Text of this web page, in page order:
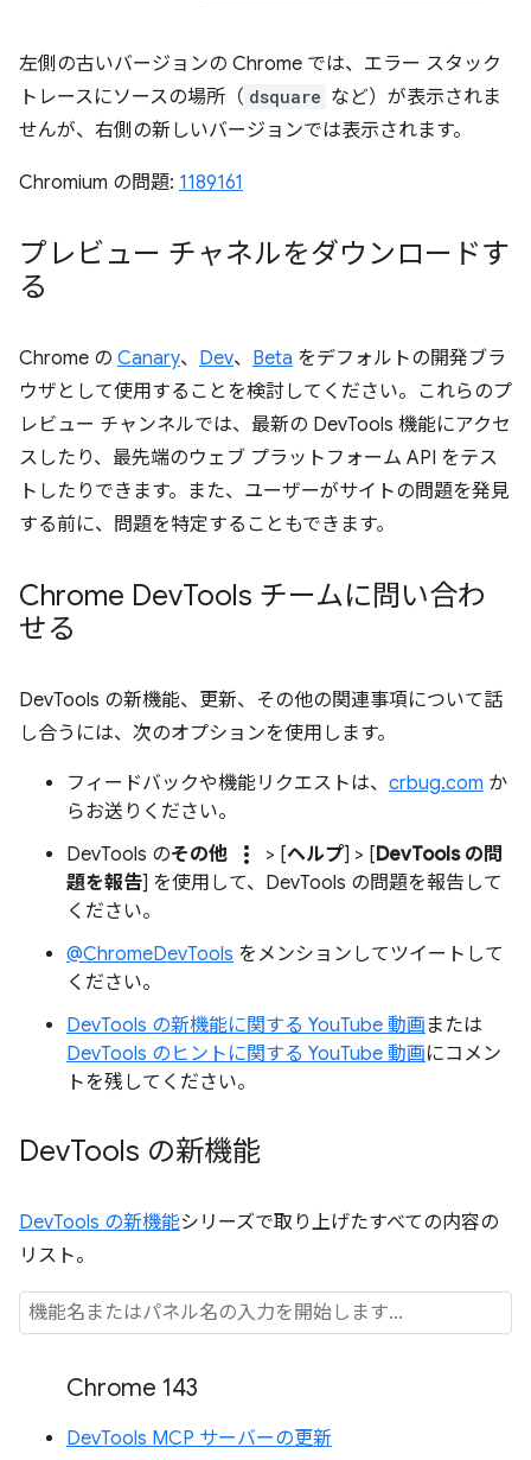
左側の古いバージョンの Chrome では、エラー スタック
トレースにソースの場所（ dsquare など）が表示されま
せんが、右側の新しいバージョンでは表示されます。
Chromium の問題: 1189161
プレビュー チャネルをダウンロードす
る
Chrome の Canary、 Dev、 Beta をデフォルトの開発ブラ
ウザとして使用することを検討してください。これらのプ
レビュー チャンネルでは、最新の DevTools 機能にアクセ
スしたり、最先端のウェブ プラットフォーム API をテス
トしたりできます。また、ユーザーがサイトの問題を発見
する前に、問題を特定することもできます。
Chrome DevTools チームに問い合わ
せる
DevTools の新機能、更新、その他の関連事項について話
し合うには、次のオプションを使用します。
フィードバックや機能リクエストは、 crbug.com か
らお送りください。
DevTools のその他 more_vert > [ヘルプ] > [DevTools の問
題を報告] を使用して、DevTools の問題を報告して
ください。
@ChromeDevTools をメンションしてツイートして
ください。
DevTools の新機能に関する YouTube 動画 または
DevTools のヒントに関する YouTube 動画にコメン
トを残してください。
DevTools の新機能
DevTools の新機能シリーズで取り上げたすべての内容の
リスト。
Chrome 143
DevTools MCP サーバーの更新